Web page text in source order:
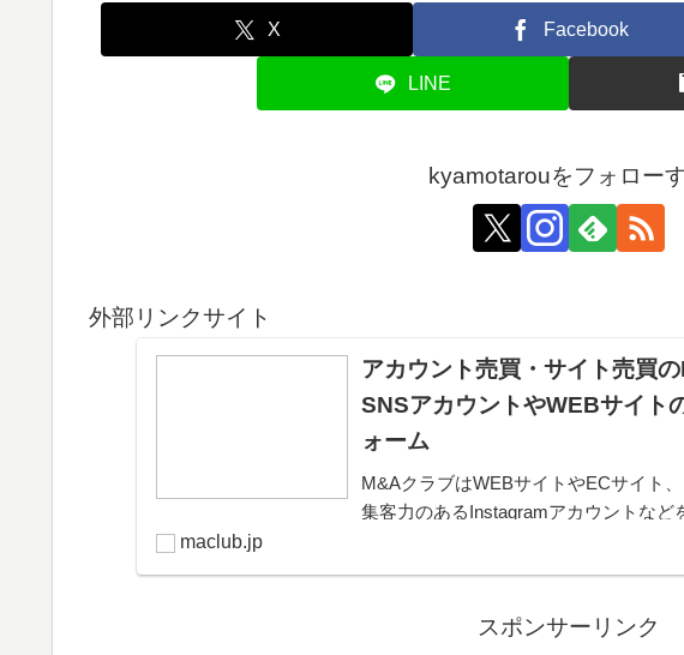
X Facebook
LINE
kyamotarouをフォロー
外部リンクサイト
アカウント売買・サイト売買
SNSアカウントやWEBサイト
ォーム
M&AクラブはWEBサイトやECサイト
集客力のあるInstagramアカウントな
maclub.jp
スポンサーリンク